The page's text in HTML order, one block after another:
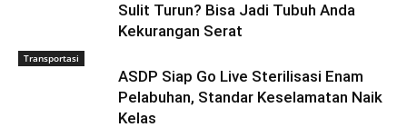
Sulit Turun? Bisa Jadi Tubuh Anda
Kekurangan Serat
Transportasi
ASDP Siap Go Live Sterilisasi Enam
Pelabuhan, Standar Keselamatan Naik
Kelas